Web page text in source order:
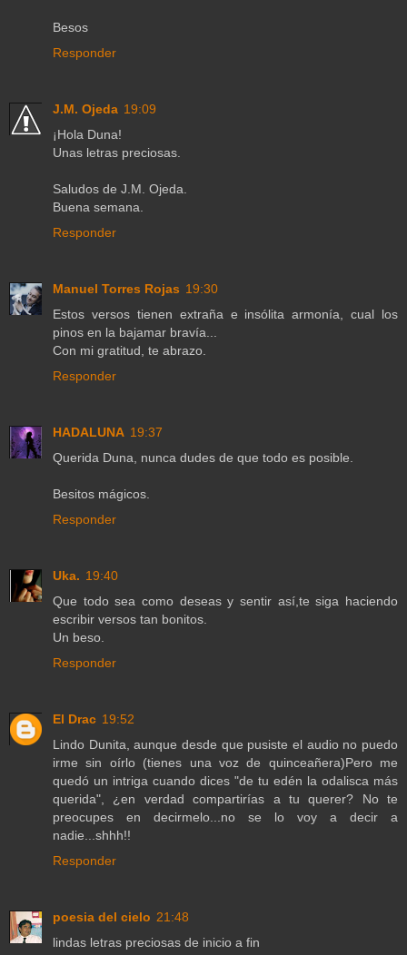
Besos
Responder
J.M. Ojeda 19:09
¡Hola Duna!
Unas letras preciosas.
Saludos de J.M. Ojeda.
Buena semana.
Responder
Manuel Torres Rojas 19:30
Estos versos tienen extraña e insólita armonía, cual los
pinos en la bajamar bravía...
Con mi gratitud, te abrazo.
Responder
HADALUNA 19:37
Querida Duna, nunca dudes de que todo es posible.
Besitos mágicos.
Responder
Uka. 19:40
Que todo sea como deseas y sentir así,te siga haciendo
escribir versos tan bonitos.
Un beso.
Responder
El Drac 19:52
Lindo Dunita, aunque desde que pusiste el audio no puedo
irme sin oírlo (tienes una voz de quinceañera)Pero me
quedó un intriga cuando dices "de tu edén la odalisca más
querida", ¿en verdad compartirías a tu querer? No te
preocupes en decirmelo...no se lo voy a decir a
nadie...shhh!!
Responder
poesia del cielo 21:48
lindas letras preciosas de inicio a fin